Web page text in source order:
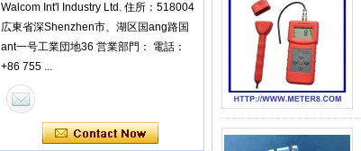
Walcom Int'l Industry Ltd. 住所：518004
広東省深Shenzhen市、湖区国ang路国
ant一号工業団地36 営業部門： 電話：
+86 755 ...